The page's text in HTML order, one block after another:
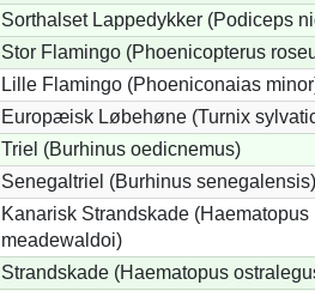
Sorthalset Lappedykker (Podiceps
Stor Flamingo (Phoenicopterus
Lille Flamingo (Phoeniconaias
Europæisk Løbehøne (Turnix
Triel (Burhinus oedicnemus)
Senegaltriel (Burhinus senegalensis)
Kanarisk Strandskade (Haematopus
meadewaldoi)
Strandskade (Haematopus